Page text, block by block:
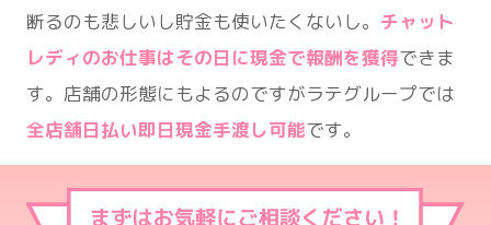
断るのも悲しいし貯金も使いたくないし。 チャット
レディのお仕事はその日に現金で報酬を獲得できま
す。店舗の形態にもよるのですがラテグループでは
全店舗日払い即日現金手渡し可能です。